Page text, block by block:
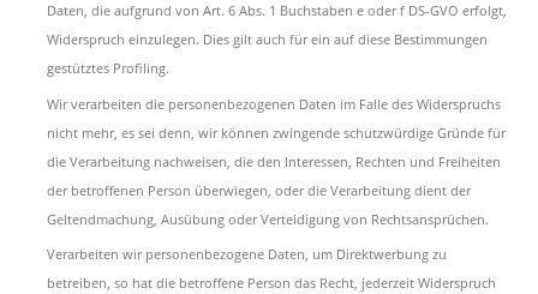
Daten, die aufgrund von Art. 6 Abs. 1 Buchstaben e oder f DS-GVO erfolgt,
Widerspruch einzulegen. Dies gilt auch für ein auf diese Bestimmungen
gestütztes Profiling.
Wir verarbeiten die personenbezogenen Daten im Falle des Widerspruchs
nicht mehr, es sei denn, wir können zwingende schutzwürdige Gründe für
die Verarbeitung nachweisen, die den Interessen, Rechten und Freiheiten
der betroffenen Person überwiegen, oder die Verarbeitung dient der
Geltendmachung, Ausübung oder Verteidigung von Rechtsansprüchen.
Verarbeiten wir personenbezogene Daten, um Direktwerbung zu
betreiben, so hat die betroffene Person das Recht, jederzeit Widerspruch